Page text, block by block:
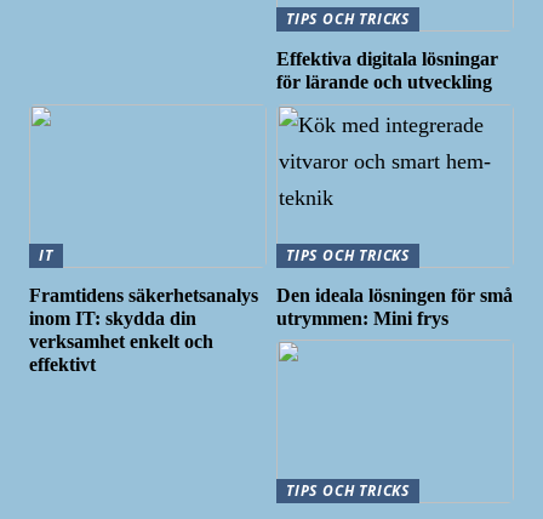
TIPS OCH TRICKS
Effektiva digitala lösningar
för lärande och utveckling
IT
Framtidens säkerhetsanalys
inom IT: skydda din
verksamhet enkelt och
effektivt
TIPS OCH TRICKS
Den ideala lösningen för små
utrymmen: Mini frys
TIPS OCH TRICKS